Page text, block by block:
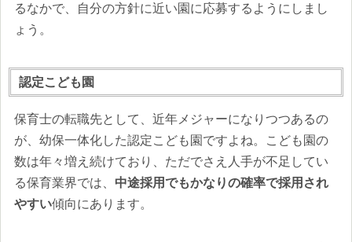
るなかで、自分の方針に近い園に応募するようにしまし
ょう。
認定こども園
保育士の転職先として、近年メジャーになりつつあるの
が、幼保一体化した認定こども園ですよね。こども園の
数は年々増え続けており、ただでさえ人手が不足してい
る保育業界では、 中途採用でもかなりの確率で採用され
やすい傾向にあります。